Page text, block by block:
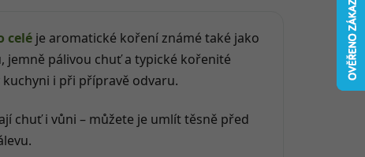
celé je aromatické koření známé také jako
jemně pálivou chuť a typické kořenité
i při přípravě odvaru.
chuť i vůni – můžete je umlít těsně před